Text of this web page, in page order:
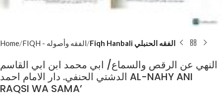
Home FIQH - الفقه وأصوله Fiqh Hanbali الفقه الحنبلي
النهي عن الرقص والسماع/ ابي محمد ابن ابي القاسم
الدشتي الحنفي. دار الامام احمد AL-NAHY ANI
RAQSI WA SAMA’